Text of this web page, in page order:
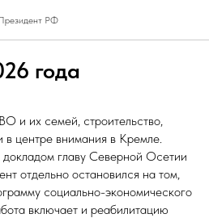
РФ
года
и их семей, строительство,
центре внимания в Кремле.
главу Северной Осетии
отдельно остановился на том,
социально-экономического
включает и реабилитацию